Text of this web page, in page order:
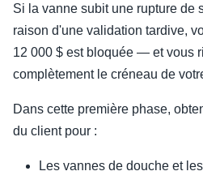
Si la vanne subit une rupture de
raison d'une validation tardive,
12 000 $ est bloquée — et vous
complètement le créneau de
Dans cette première phase,
du client pour :
Les vannes de douche et